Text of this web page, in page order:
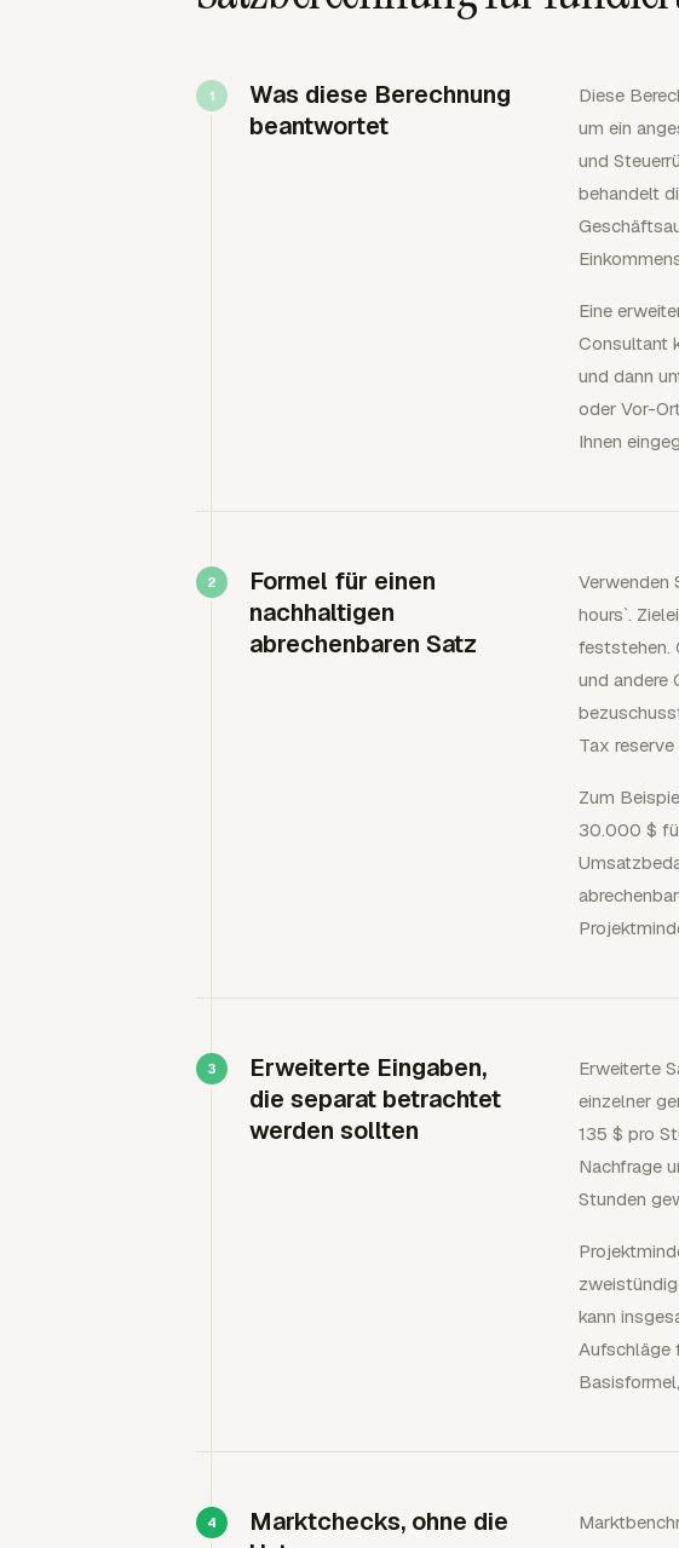
Was diese Berechnung
beantwortet
Diese
um ein
und
behandelt
Eine
Consultant
und dann
oder Vor-
Ihnen
Formel für einen
nachhaltigen
abrechenbaren Satz
Verwenden
hours`.
feststehen.
und andere
Tax
Zum
30.000 $
Erweiterte Eingaben,
die separat betrachtet
werden sollten
Erweiterte
einzelner
135 $ pro
Nachfrage
Stunden
kann
Aufschläge
Marktchecks, ohne die